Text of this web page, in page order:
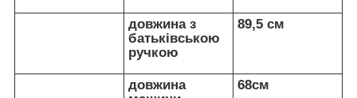
довжина з
батьківською
ручкою
89,5 см
довжина
68см